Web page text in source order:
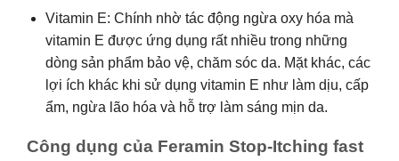
Vitamin E: Chính nhờ tác động ngừa oxy hóa mà
vitamin E được ứng dụng rất nhiều trong những
dòng sản phẩm bảo vệ, chăm sóc da. Mặt khác, các
lợi ích khác khi sử dụng vitamin E như làm dịu, cấp
ẩm, ngừa lão hóa và hỗ trợ làm sáng mịn da.
Công dụng của Feramin Stop-Itching fast